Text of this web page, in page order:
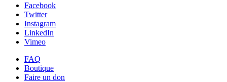
Facebook
Twitter
Instagram
LinkedIn
Vimeo
FAQ
Boutique
Faire un don